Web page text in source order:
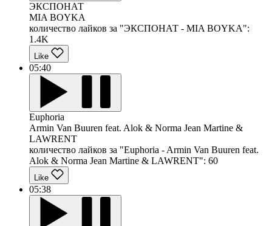
ЭКСПОНАТ
MIA BOYKA
количество лайков за "ЭКСПОНАТ - MIA BOYKA":
1.4K
Like
05:40
Euphoria
Armin Van Buuren feat. Alok & Norma Jean Martine &
LAWRENT
количество лайков за "Euphoria - Armin Van Buuren feat.
Alok & Norma Jean Martine & LAWRENT": 60
Like
05:38